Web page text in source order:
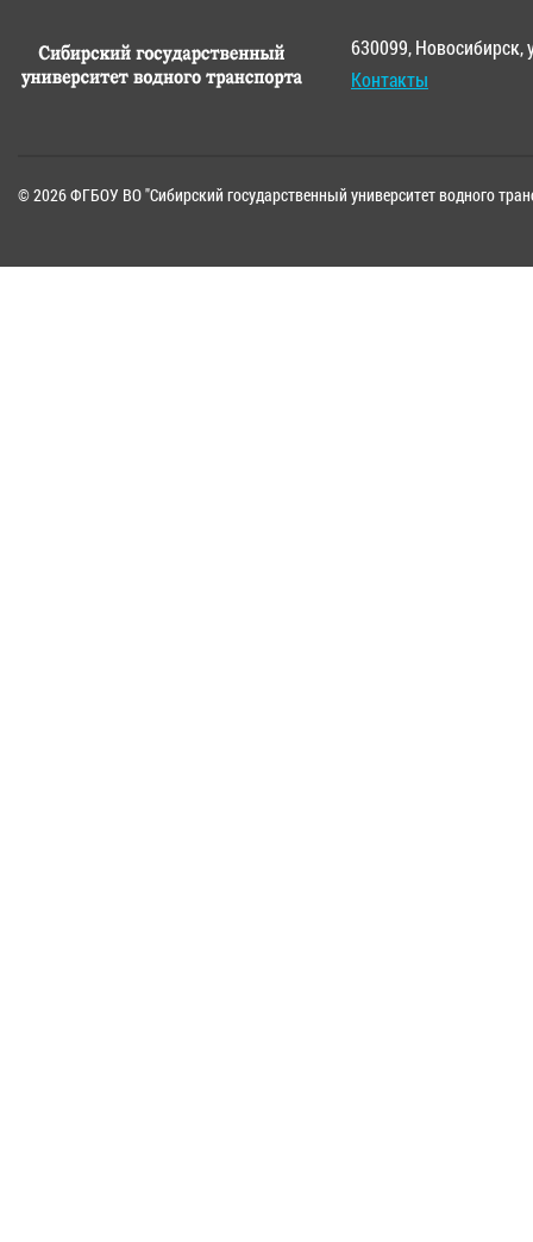
630099, Новосибирск,
Контакты
© 2026 ФГБОУ ВО "Сибирский государственный университет водного